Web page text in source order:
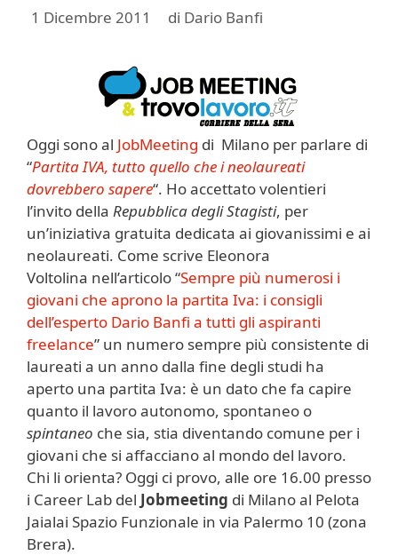
1 Dicembre 2011 di Dario Banfi
Oggi sono al JobMeeting di Milano per parlare di
“Partita IVA, tutto quello che i neolaureati
dovrebbero sapere“. Ho accettato volentieri
l’invito della Repubblica degli Stagisti, per
un’iniziativa gratuita dedicata ai giovanissimi e ai
neolaureati. Come scrive Eleonora
Voltolina nell’articolo “Sempre più numerosi i
giovani che aprono la partita Iva: i consigli
dell’esperto Dario Banfi a tutti gli aspiranti
freelance” un numero sempre più consistente di
laureati a un anno dalla fine degli studi ha
aperto una partita Iva: è un dato che fa capire
quanto il lavoro autonomo, spontaneo o
spintaneo che sia, stia diventando comune per i
giovani che si affacciano al mondo del lavoro.
Chi li orienta? Oggi ci provo, alle ore 16.00 presso
i Career Lab del Jobmeeting di Milano al Pelota
Jaialai Spazio Funzionale in via Palermo 10 (zona
Brera).